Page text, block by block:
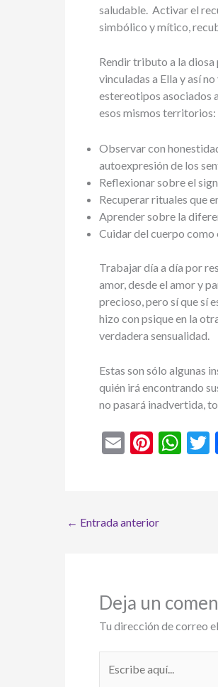
saludable. Activar el
simbólico y mítico,
Rendir tributo a la diosa
vinculadas a Ella y así
estereotipos asociados
esos mismos territorios:
Observar con
autoexpresión de los
Reflexionar sobre el
Recuperar rituales que
Aprender sobre la
Cuidar del cuerpo
Trabajar día a día por
amor, desde el amor y
precioso, pero sí que sí
hizo con psique en la
verdadera sensualidad.
Estas son sólo algunas
quién irá encontrando
no pasará inadvertida,
E
Pi
t
W
← Entrada anterior
Deja un
Tu dirección de correo
aquí...